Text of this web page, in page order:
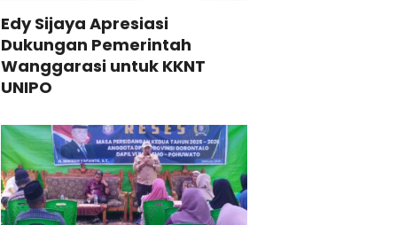
Edy Sijaya Apresiasi
Dukungan Pemerintah
Wanggarasi untuk KKNT
UNIPO